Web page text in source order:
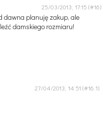
25/03/2013, 17:15
dawna planuję zakup, ale
damskiego rozmiaru!
27/04/2013, 14:51